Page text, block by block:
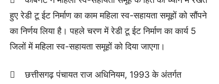
हुए रेडी टू ईट निर्माण का काम महिला स्व-सहायता समूहों को सौंपने
का निर्णय लिया है। पहले चरण में रेडी टू ईट निर्माण का कार्य 5
जिलों में महिला स्व-सहायता समूहों को दिया जाएगा।
 छत्तीसगढ़ पंचायत राज अधिनियम, 1993 के अंतर्गत